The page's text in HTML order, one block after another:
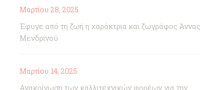
Μαρτίου 28, 2025
Έφυγε από τη ζωή η χαράκτρια και ζωγράφος Άννας
Μενδρινού
Μαρτίου 14, 2025
Ανακοίνωση των καλλιτεχνικών φορέων για την